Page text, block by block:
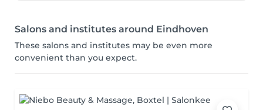
Salons and institutes around Eindhoven
These salons and institutes may be even more
convenient than you expect.